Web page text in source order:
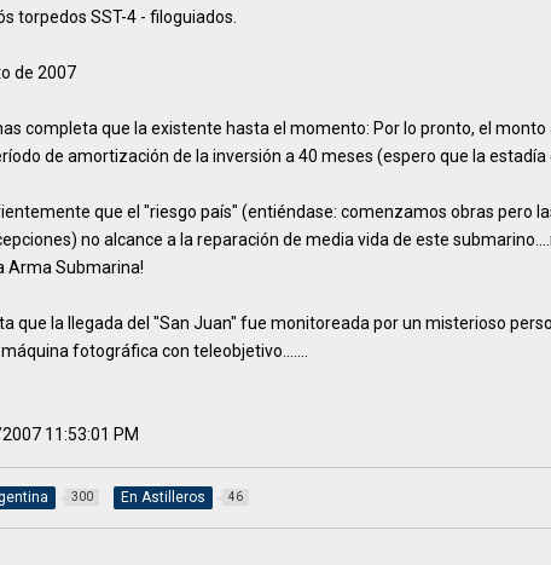
torpedos SST-4 - filoguiados.
de 2007
completa que la existente hasta el momento: Por lo pronto, el monto
de amortización de la inversión a 40 meses (espero que la estadía
que el "riesgo país" (entiéndase: comenzamos obras pero
no alcance a la reparación de media vida de este
Arma Submarina!
que la llegada del "San Juan" fue monitoreada por un misterioso
fotográfica con teleobjetivo.......
11:53:01 PM
300 En Astilleros 46